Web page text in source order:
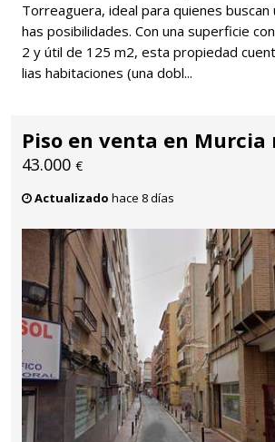
Torreaguera, ideal para quienes buscan
has posibilidades. Con una superficie
2 y útil de 125 m2, esta propiedad
lias habitaciones (una dobl...
Piso en venta en Murcia
43.000 €
Actualizado hace 8 días